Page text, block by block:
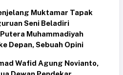
Muktamar Tapak
Seni Beladiri
Muhammadiyah
Depan, Sebuah Opini
Wafid Agung Novianto,